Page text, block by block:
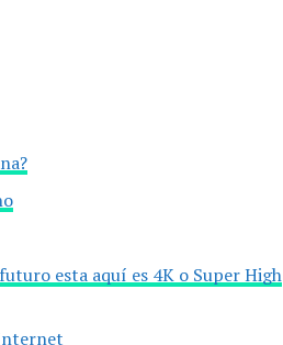
esta aquí es 4K o Super High